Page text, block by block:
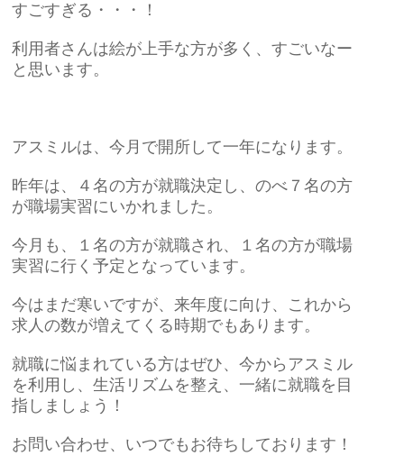
すごすぎる・・・！
利用者さんは絵が上手な方が多く、すごいなー
と思います。
アスミルは、今月で開所して一年になります。
昨年は、４名の方が就職決定し、のべ７名の方
が職場実習にいかれました。
今月も、１名の方が就職され、１名の方が職場
実習に行く予定となっています。
今はまだ寒いですが、来年度に向け、これから
求人の数が増えてくる時期でもあります。
就職に悩まれている方はぜひ、今からアスミル
を利用し、生活リズムを整え、一緒に就職を目
指しましょう！
お問い合わせ、いつでもお待ちしております！